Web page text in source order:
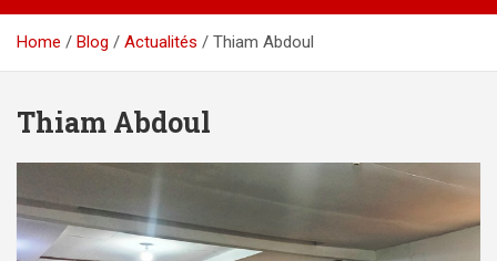
Home Blog Actualités Thiam Abdoul
Thiam Abdoul